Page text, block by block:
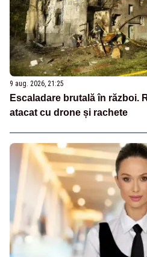
9 aug. 2026, 21:25
Escaladare brutală în război.
atacat cu drone și rachete